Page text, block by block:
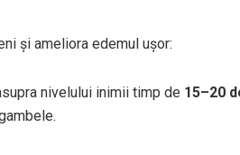
și ameliora edemul ușor:
nivelului inimii timp de 15–20